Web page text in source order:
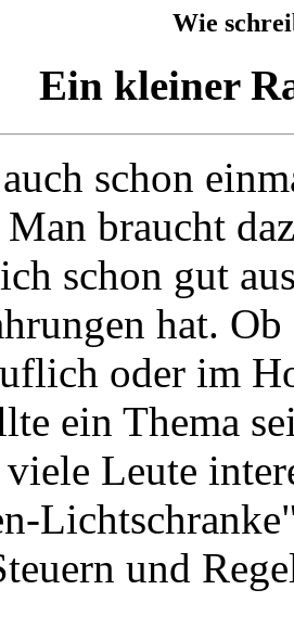
Wie
Ein kleiner
schon
Man braucht
schon gut
hat.
oder im
ein Thema
viele Leute
und